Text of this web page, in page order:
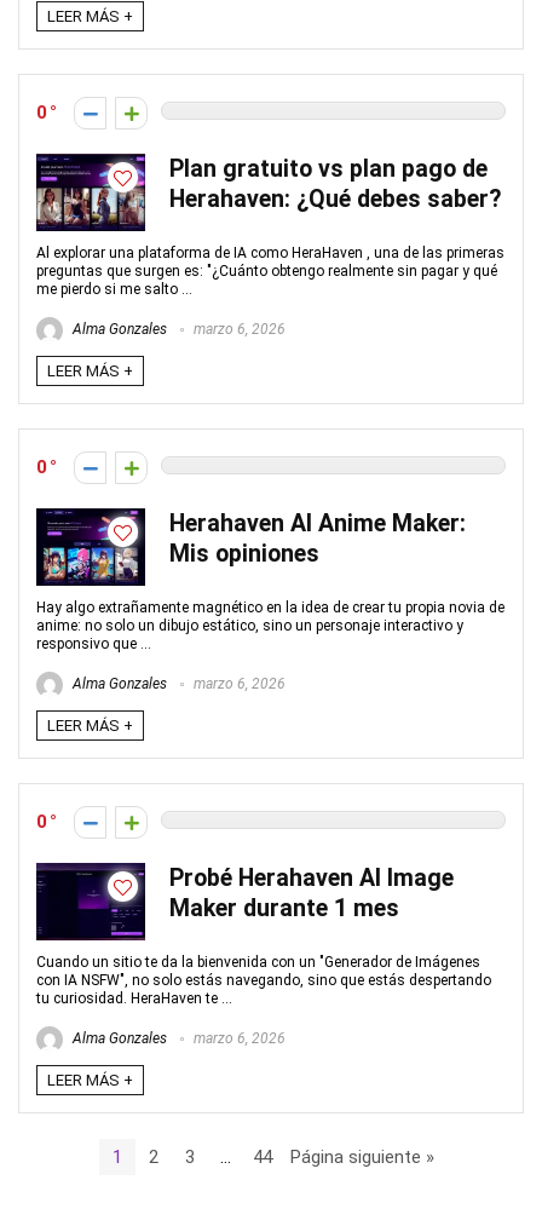
LEER MÁS +
0
Plan gratuito vs plan pago de
Herahaven: ¿Qué debes saber?
Al explorar una plataforma de IA como HeraHaven , una de las primeras
preguntas que surgen es: "¿Cuánto obtengo realmente sin pagar y qué
me pierdo si me salto ...
Alma Gonzales marzo 6, 2026
LEER MÁS +
0
Herahaven AI Anime Maker:
Mis opiniones
Hay algo extrañamente magnético en la idea de crear tu propia novia de
anime: no solo un dibujo estático, sino un personaje interactivo y
responsivo que ...
Alma Gonzales marzo 6, 2026
LEER MÁS +
0
Probé Herahaven AI Image
Maker durante 1 mes
Cuando un sitio te da la bienvenida con un "Generador de Imágenes
con IA NSFW", no solo estás navegando, sino que estás despertando
tu curiosidad. HeraHaven te ...
Alma Gonzales marzo 6, 2026
LEER MÁS +
1 2 3 44 Página siguiente »